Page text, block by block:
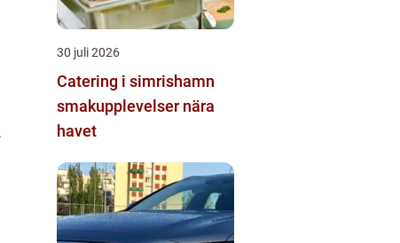
30 juli 2026
Catering i simrishamn
smakupplevelser nära
havet